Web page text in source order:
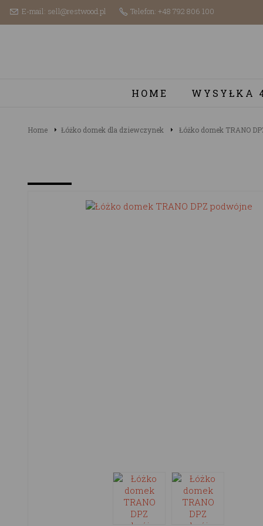
E-mail: sell@restwood.pl Telefon: +48 792 806 100
HOME WYSYŁKA
Home Łóżko domek dla dziewczynek Łóżko domek TRANO